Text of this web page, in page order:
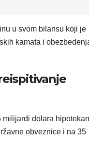
u svom bilansu koji je
kamata i
dolara
obveznice i na 35